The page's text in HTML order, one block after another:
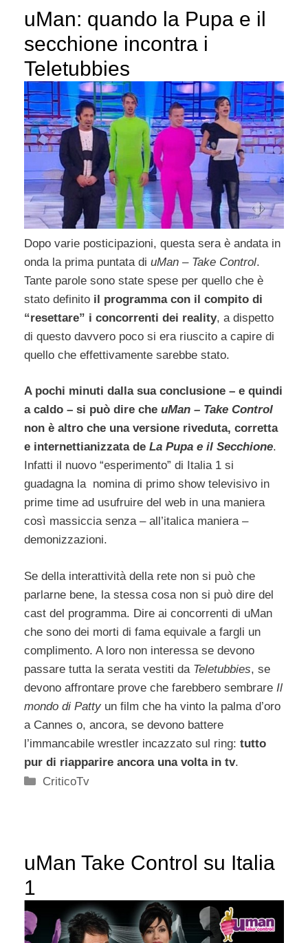
uMan: quando la Pupa e il
secchione incontra i
Teletubbies
Dopo varie posticipazioni, questa sera è andata in
onda la prima puntata di uMan – Take Control.
Tante parole sono state spese per quello che è
stato definito il programma con il compito di
“resettare” i concorrenti dei reality, a dispetto
di questo davvero poco si era riuscito a capire di
quello che effettivamente sarebbe stato.
A pochi minuti dalla sua conclusione – e quindi
a caldo – si può dire che uMan – Take Control
non è altro che una versione riveduta, corretta
e internettianizzata de La Pupa e il Secchione.
Infatti il nuovo “esperimento” di Italia 1 si
guadagna la nomina di primo show televisivo in
prime time ad usufruire del web in una maniera
così massiccia senza – all’italica maniera –
demonizzazioni.
Se della interattività della rete non si può che
parlarne bene, la stessa cosa non si può dire del
cast del programma. Dire ai concorrenti di uMan
che sono dei morti di fama equivale a fargli un
complimento. A loro non interessa se devono
passare tutta la serata vestiti da Teletubbies, se
devono affrontare prove che farebbero sembrare Il
mondo di Patty un film che ha vinto la palma d’oro
a Cannes o, ancora, se devono battere
l’immancabile wrestler incazzato sul ring: tutto
pur di riapparire ancora una volta in tv.
Categorie
CriticoTv
uMan Take Control su Italia
1